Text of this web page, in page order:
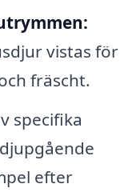
vistas för
fräscht.
specifika
efter